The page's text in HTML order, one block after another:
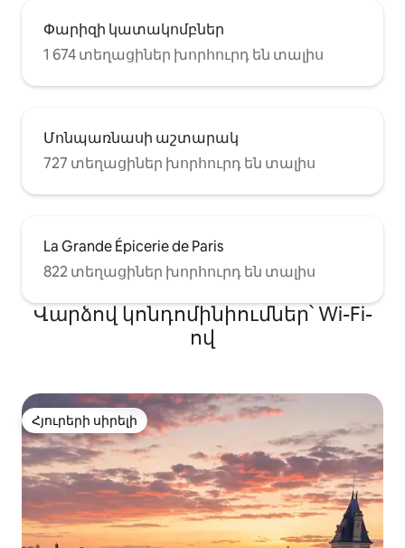
Փարիզի կատակոմբներ
1 674 տեղացիներ խորհուրդ են տալիս
Մոնպառնասի աշտարակ
727 տեղացիներ խորհուրդ են տալիս
La Grande Épicerie de Paris
822 տեղացիներ խորհուրդ են տալիս
Վարձով կոնդոմինիումներ՝ Wi-Fi-
ով
Հյուրերի սիրելի
Հյուրերի սիրելի